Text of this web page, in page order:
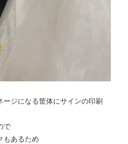
ージになる筐体にサインの印刷
で
もあるため